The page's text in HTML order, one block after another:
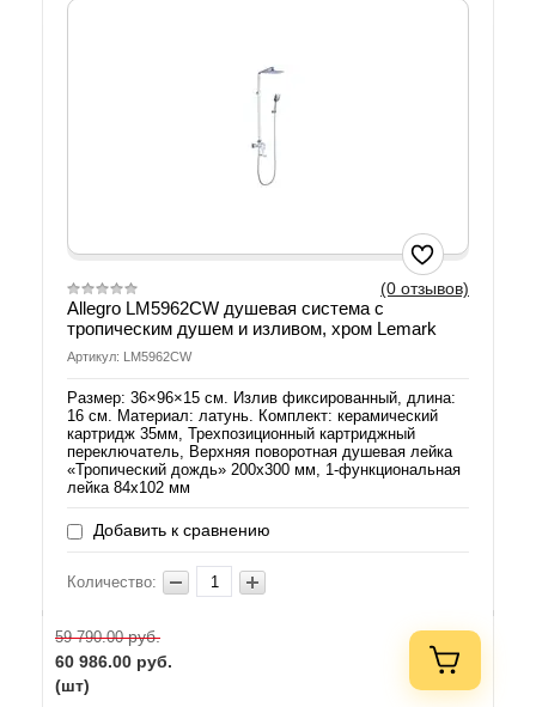
(0 отзывов)
Allegro LM5962CW душевая система с
тропическим душем и изливом, хром Lemark
Артикул: LM5962CW
Размер: 36×96×15 см. Излив фиксированный, длина:
16 см. Материал: латунь. Комплект: керамический
картридж 35мм, Трехпозиционный картриджный
переключатель, Верхняя поворотная душевая лейка
«Тропический дождь» 200х300 мм, 1-функциональная
лейка 84x102 мм
Добавить к сравнению
Количество:
59 790.00руб.
60 986.00 руб.
(шт)